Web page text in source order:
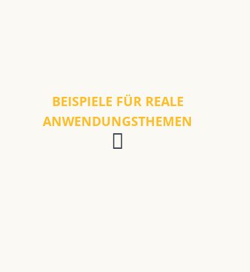
BEISPIELE FÜR REALE
ANWENDUNGSTHEMEN